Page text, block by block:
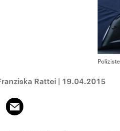
Rattei | 19.04.2015
teilen
Email